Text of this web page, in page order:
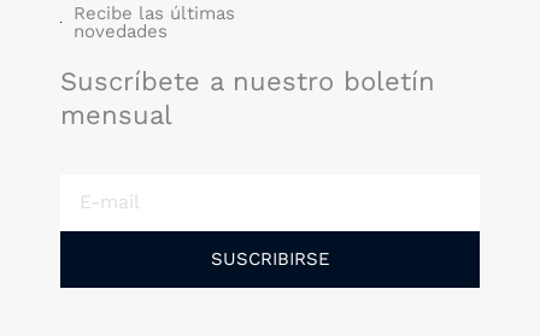
Recibe las últimas
novedades
Suscríbete a nuestro boletín
mensual
mail
SUSCRIBIRSE